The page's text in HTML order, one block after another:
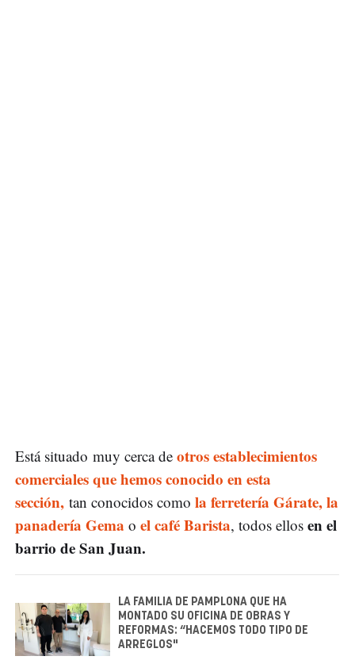
Está situado muy cerca de otros establecimientos
comerciales que hemos conocido en esta
sección, tan conocidos como la ferretería Gárate,la
panadería Gema o el café Barista, todos ellos en el
barrio de San Juan.
LA FAMILIA DE PAMPLONA QUE HA
MONTADO SU OFICINA DE OBRAS Y
REFORMAS: “HACEMOS TODO TIPO DE
ARREGLOS"